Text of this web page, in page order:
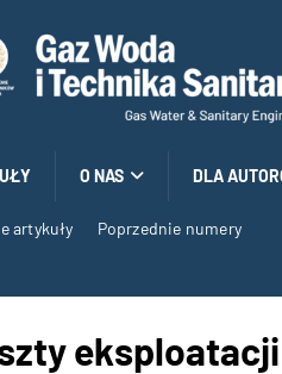
O NAS DLA
artykuły Poprzednie numery